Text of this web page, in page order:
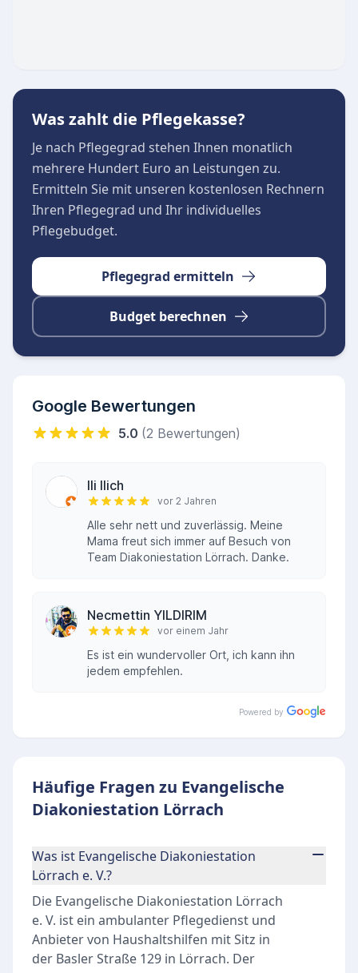
Mittelpunkt der täglichen Arbeit.
Was zahlt die Pflegekasse?
Je nach Pflegegrad stehen Ihnen monatlich
mehrere Hundert Euro an Leistungen zu.
Ermitteln Sie mit unseren kostenlosen Rechnern
Ihren Pflegegrad und Ihr individuelles
Pflegebudget.
Pflegegrad ermitteln
Budget berechnen
Google Bewertungen
5.0 (2 Bewertungen)
Ili Ilich
vor 2 Jahren
Alle sehr nett und zuverlässig. Meine
Mama freut sich immer auf Besuch von
Team Diakoniestation Lörrach. Danke.
Necmettin YILDIRIM
vor einem Jahr
Es ist ein wundervoller Ort, ich kann ihn
jedem empfehlen.
Powered by
Häufige Fragen zu Evangelische
Diakoniestation Lörrach
Was ist Evangelische Diakoniestation
Lörrach e. V.?
Die Evangelische Diakoniestation Lörrach
e. V. ist ein ambulanter Pflegedienst und
Anbieter von Haushaltshilfen mit Sitz in
der Basler Straße 129 in Lörrach. Der